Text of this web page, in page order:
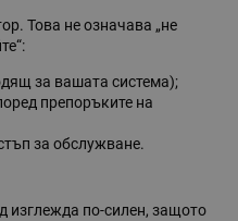
Това не означава „не
за вашата система);
препоръките на
за обслужване.
изглежда по-силен, защото